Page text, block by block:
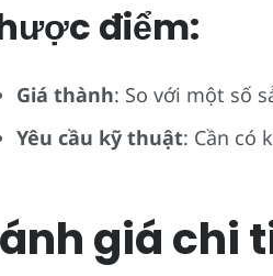
điểm:
Giá thành: So với một số
Yêu cầu kỹ thuật: Cần có
giá chi